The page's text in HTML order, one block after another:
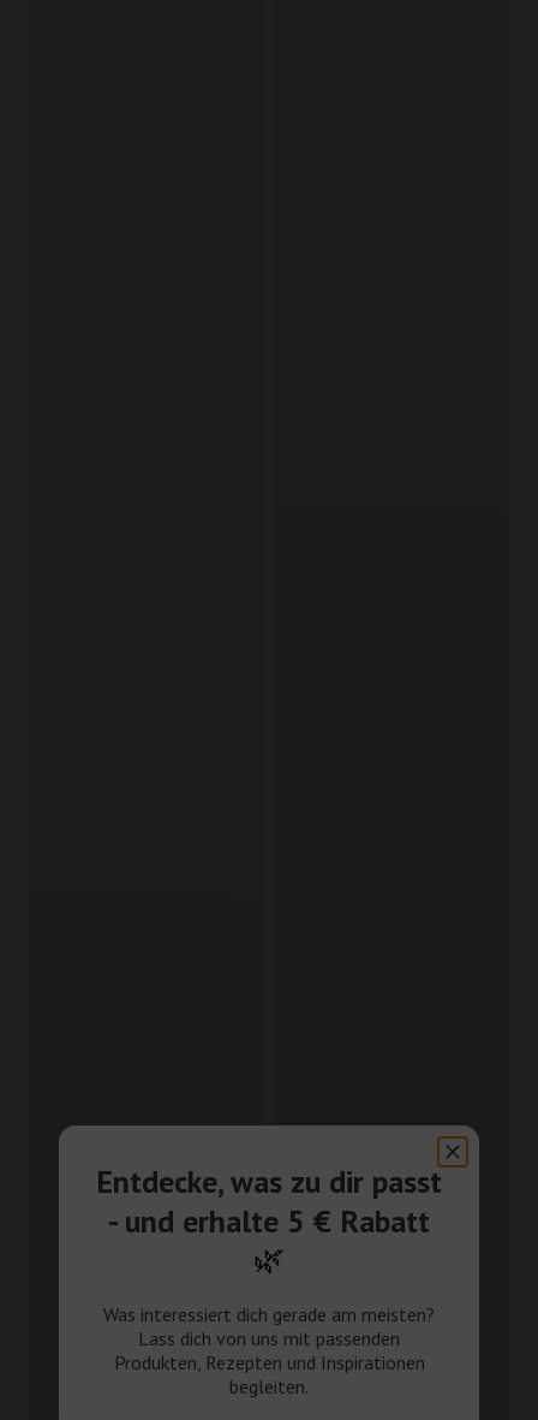
Entdecke, was zu dir passt
- und erhalte 5 € Rabatt
🌿
Was interessiert dich gerade am meisten?
Lass dich von uns mit passenden
Produkten, Rezepten und Inspirationen
begleiten.